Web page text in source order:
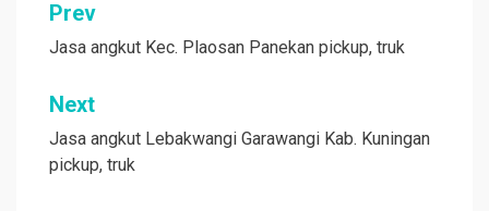
Post
navigation
Prev
Jasa angkut Kec. Plaosan Panekan pickup, truk
Next
Jasa angkut Lebakwangi Garawangi Kab. Kuningan
pickup, truk